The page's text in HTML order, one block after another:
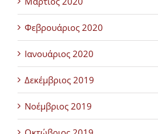
Φεβρουάριος 2020
Ιανουάριος 2020
Δεκέμβριος 2019
Νοέμβριος 2019